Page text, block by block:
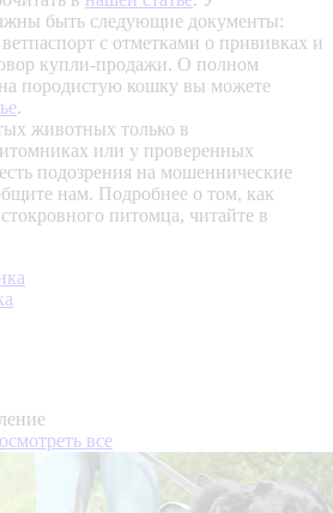
быть следующие документы:
с отметками о прививках и
купли-продажи. О полном
породистую кошку вы можете
.
животных только в
или у проверенных
подозрения на мошеннические
нам. Подробнее о том, как
питомца, читайте в
все